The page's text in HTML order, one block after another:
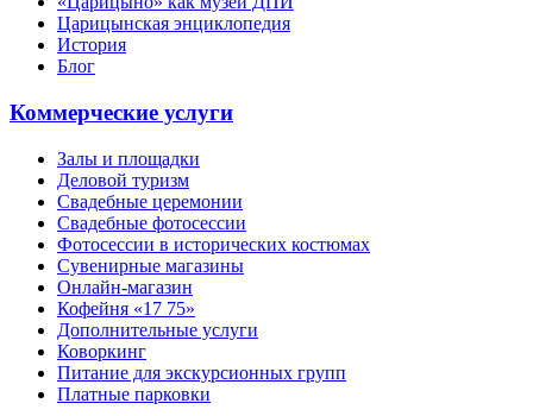
Царицынская энциклопедия
История
Блог
Коммерческие услуги
Залы и площадки
Деловой туризм
Свадебные церемонии
Свадебные фотосессии
Фотосессии в исторических костюмах
Сувенирные магазины
Онлайн-магазин
Кофейня «17 75»
Дополнительные услуги
Коворкинг
Питание для экскурсионных групп
Платные парковки